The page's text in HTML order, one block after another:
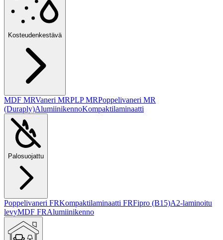
Kosteudenkestävä
MDF MRVaneri MRPLP MRPoppelivaneri MR
(Duraply)AlumiinikennoKompaktilaminaatti
Palosuojattu
Poppelivaneri FRKompaktilaminaatti FRFipro (B15)A2-laminoitu
levyMDF FRAlumiinikenno